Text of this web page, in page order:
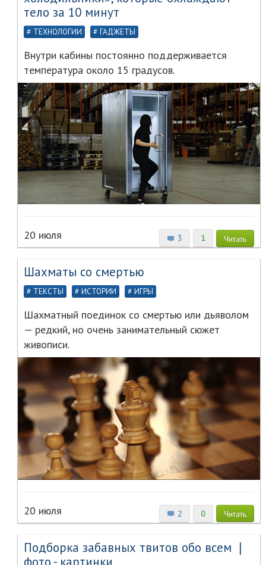
тело за 10 минут
ТЕХНОЛОГИИ ГАДЖЕТЫ
Внутри кабины постоянно поддерживается
температура около 15 градусов.
3 1 Читать
20 июля
Шахматы со смертью
ТЕКСТЫ ИСТОРИИ ИГРЫ
Шахматный поединок со смертью или дьяволом
— редкий, но очень занимательный сюжет
живописи.
2 0 Читать
20 июля
Подборка забавных твитов обо всем ❘
фото - картинки